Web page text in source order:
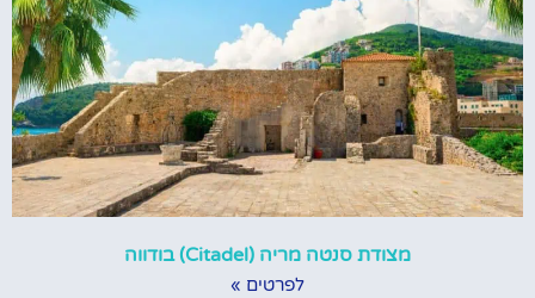
מצודת סנטה מריה (Citadel) בודווה
לפרטים »